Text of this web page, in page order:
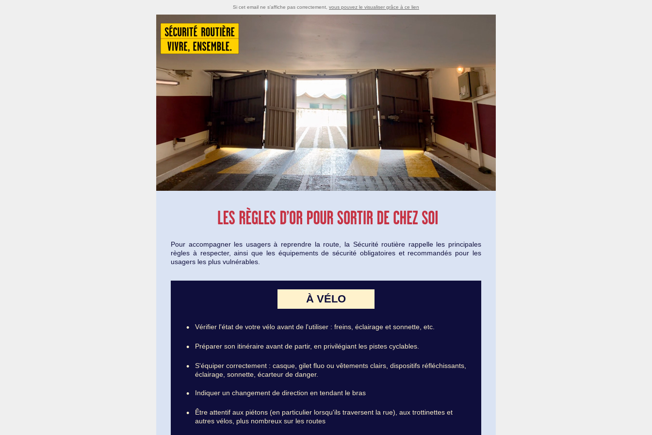
Si cet email ne s'affiche pas correctement, vous pouvez le visualiser grâce à ce lien
Pour accompagner les usagers à reprendre la route, la Sécurité routière rappelle les principales
règles à respecter, ainsi que les équipements de sécurité obligatoires et recommandés pour les
usagers les plus vulnérables.
À VÉLO
• Vérifier l'état de votre vélo avant de l'utiliser : freins, éclairage et sonnette, etc.
• Préparer son itinéraire avant de partir, en privilégiant les pistes cyclables.
•
S'équiper correctement : casque, gilet fluo ou vêtements clairs, dispositifs réfléchissants,
éclairage, sonnette, écarteur de danger.
• Indiquer un changement de direction en tendant le bras
•
Être attentif aux piétons (en particulier lorsqu'ils traversent la rue), aux trottinettes et
autres vélos, plus nombreux sur les routes